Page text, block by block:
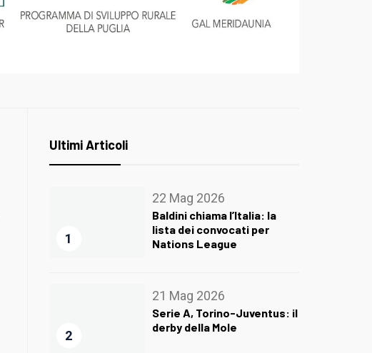
Ultimi Articoli
1
22 Mag 2026
Baldini chiama l’Italia: la
lista dei convocati per
Nations League
2
21 Mag 2026
Serie A, Torino-Juventus: il
derby della Mole